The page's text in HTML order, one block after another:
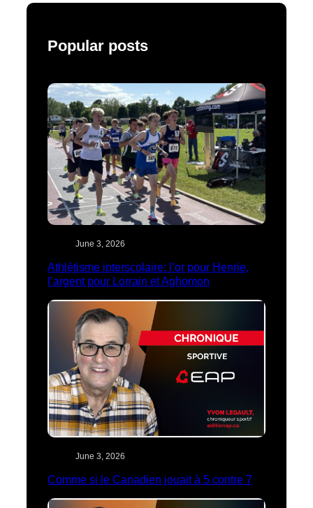
Popular posts
June 3, 2026
Athlétisme interscolaire: l’or pour Henrie,
l’argent pour Lorrain et Aghomon
June 3, 2026
Comme si le Canadien jouait à 5 contre 7